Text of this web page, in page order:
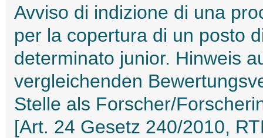
Avviso di indizione di una
per la copertura di un posto
determinato junior. Hinweis
vergleichenden
Stelle als Forscher/
[Art. 24 Gesetz 240/2010,